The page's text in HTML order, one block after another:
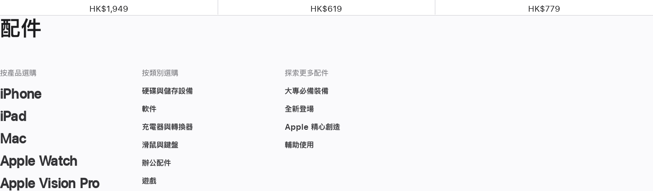
(A16)
-
HK$1,949 HK$619 HK$779
配件
按產品選購
iPhone
iPad
Mac
Apple Watch
Apple Vision Pro
按類別選購
硬碟與儲存設備
軟件
充電器與轉換器
滑鼠與鍵盤
辦公配件
遊戲
探索更多配件
大專必備裝備
全新登場
Apple 精心創造
輔助使用